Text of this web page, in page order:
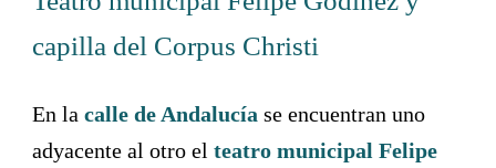
capilla del Corpus Christi
En la calle de Andalucía se encuentran uno
adyacente al otro el teatro municipal Felipe